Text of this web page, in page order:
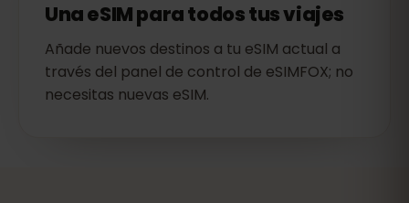
Una eSIM para todos tus viajes
Añade nuevos destinos a tu eSIM actual a
través del panel de control de eSIMFOX; no
necesitas nuevas eSIM.